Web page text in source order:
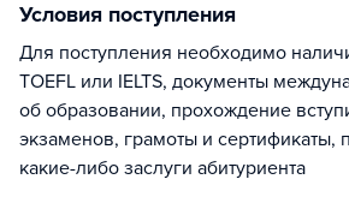
Условия поступления
Для поступления необходимо
TOEFL или IELTS, документы
об образовании, прохождение
экзаменов, грамоты и
какие-либо заслуги абитуриента